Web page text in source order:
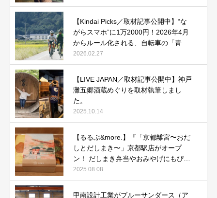
【Kindai Picks／取材記事公開中】“な
がらスマホ”に1万2000円！2026年4月
からルール化される、自転車の「青切
符」とは？
2026.02.27
【LIVE JAPAN／取材記事公開中】神戸
灘五郷酒蔵めぐりを取材執筆しまし
た。
2025.10.14
【るるぶ&more.】『「京都離宮〜おだ
しとだしまき〜」京都駅店がオープ
ン！ だしまき弁当やおみやげにもぴっ
たりな人気メニューをご紹介』記事公
開中
2025.08.08
甲南設計工業がブルーサンダース（ア